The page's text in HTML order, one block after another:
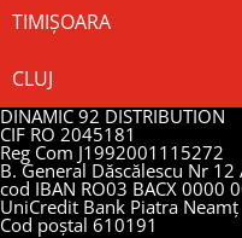
TIMIȘOARA
CLUJ
DINAMIC 92 DISTRIBUTION
CIF RO 2045181
Reg Com J1992001115272
B. General Dăscălescu Nr 12
cod IBAN RO03 BACX 0000
UniCredit Bank Piatra Neamț
Cod poștal 610191